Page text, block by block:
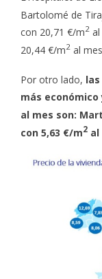
Bartolomé de
con 20,71 €/m2al
20,44 €/m2al
Por otro lado,
más
al mes son:
con 5,63 €/m2al